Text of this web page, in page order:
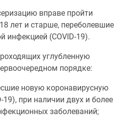
вправе пройти
лет и старше, переболевшие
инфекцией (COVID-19).
углубленную
порядке:
новую коронавирусную
19), при наличии двух и более
заболеваний;